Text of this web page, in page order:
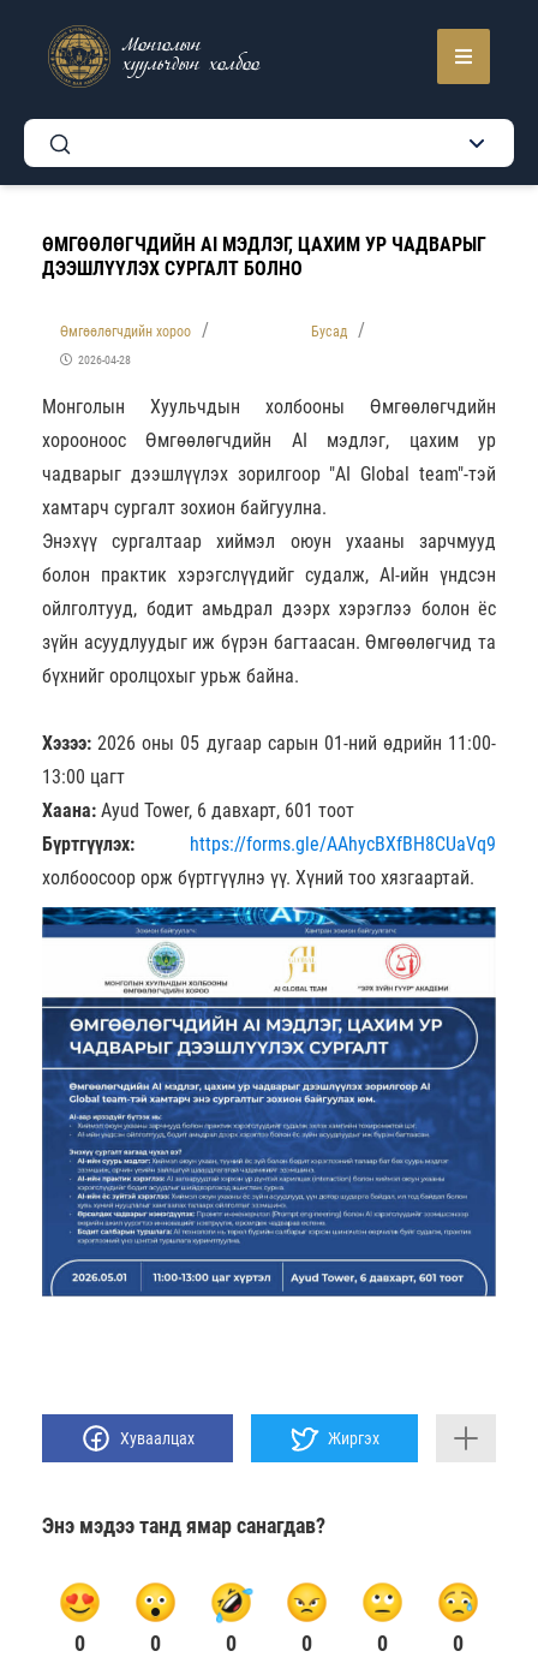
Монголын
хуульчдын холбоо
ӨМГӨӨЛӨГЧДИЙН AI МЭДЛЭГ, ЦАХИМ УР ЧАДВАРЫГ
ДЭЭШЛҮҮЛЭХ СУРГАЛТ БОЛНО
Өмгөөлөгчдийн хороо Бусад
2026-04-28
Монголын Хуульчдын холбооны Өмгөөлөгчдийн
хорооноос Өмгөөлөгчдийн AI мэдлэг, цахим ур
чадварыг дээшлүүлэх зорилгоор "AI Global team"-тэй
хамтарч сургалт зохион байгуулна.
Энэхүү сургалтаар хиймэл оюун ухааны зарчмууд
болон практик хэрэгслүүдийг судалж, AI-ийн үндсэн
ойлголтууд, бодит амьдрал дээрх хэрэглээ болон ёс
зүйн асуудлуудыг иж бүрэн багтаасан. Өмгөөлөгчид та
бүхнийг оролцохыг урьж байна.
Хэзээ:2026 оны 05 дугаар сарын 01-ний өдрийн 11:00-
13:00 цагт
Хаана: Ayud Tower, 6 давхарт, 601 тоот
Бүртгүүлэх: https://forms.gle/AAhycBXfBH8CUaVq9
холбоосоор орж бүртгүүлнэ үү. Хүний тоо хязгаартай.
Хуваалцах Жиргэх
Энэ мэдээ танд ямар санагдав?
0 0 0 0 0 0